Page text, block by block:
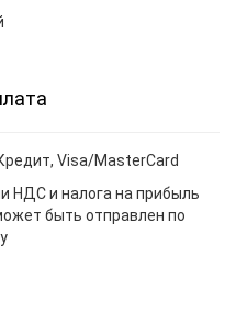
Visa/MasterCard
НДС и налога на прибыль
быть отправлен по